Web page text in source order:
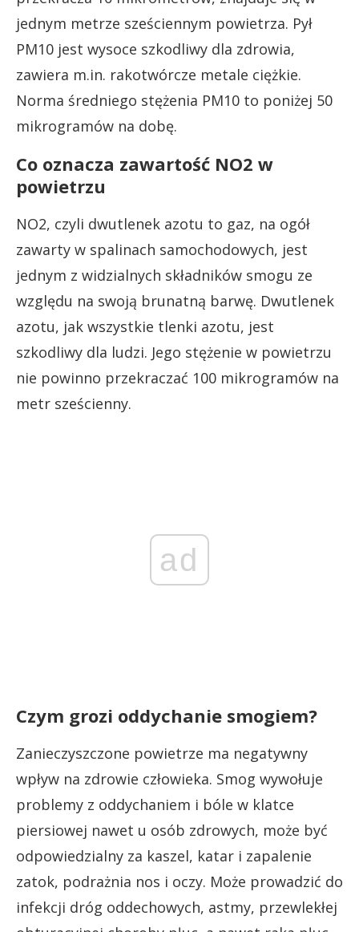
jednym metrze sześciennym powietrza. Pył
PM10 jest wysoce szkodliwy dla zdrowia,
zawiera m.in. rakotwórcze metale ciężkie.
Norma średniego stężenia PM10 to poniżej 50
mikrogramów na dobę.
Co oznacza zawartość NO2 w
powietrzu
NO2, czyli dwutlenek azotu to gaz, na ogół
zawarty w spalinach samochodowych, jest
jednym z widzialnych składników smogu ze
względu na swoją brunatną barwę. Dwutlenek
azotu, jak wszystkie tlenki azotu, jest
szkodliwy dla ludzi. Jego stężenie w powietrzu
nie powinno przekraczać 100 mikrogramów na
metr sześcienny.
ad
Czym grozi oddychanie smogiem?
Zanieczyszczone powietrze ma negatywny
wpływ na zdrowie człowieka. Smog wywołuje
problemy z oddychaniem i bóle w klatce
piersiowej nawet u osób zdrowych, może być
odpowiedzialny za kaszel, katar i zapalenie
zatok, podrażnia nos i oczy. Może prowadzić do
infekcji dróg oddechowych, astmy, przewlekłej